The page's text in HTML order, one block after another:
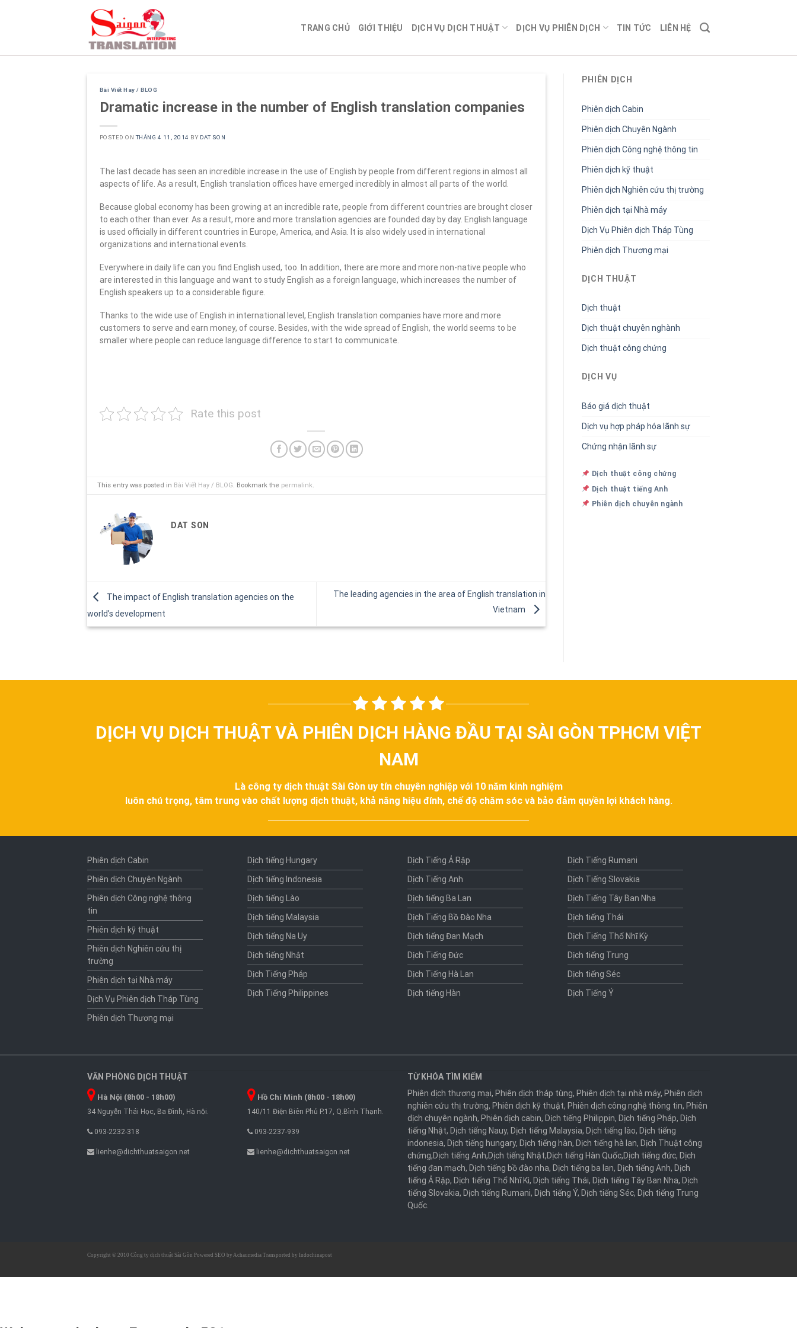
TRANG CHỦ GIỚI THIỆU DỊCH VỤ DỊCH THUẬT DỊCH VỤ PHIÊN DỊCH TIN TỨC LIÊN HỆ
Bài Viết Hay / BLOG
Dramatic increase in the number of English translation companies
POSTED ONTHÁNG 4 11, 2014 BY DAT SON
The last decade has seen an incredible increase in the use of English by people from different regions in almost all
aspects of life. As a result, English translation offices have emerged incredibly in almost all parts of the world.
Because global economy has been growing at an incredible rate, people from different countries are brought closer
to each other than ever. As a result, more and more translation agencies are founded day by day. English language
is used officially in different countries in Europe, America, and Asia. It is also widely used in international
organizations and international events.
Everywhere in daily life can you find English used, too. In addition, there are more and more non-native people who
are interested in this language and want to study English as a foreign language, which increases the number of
English speakers up to a considerable figure.
Thanks to the wide use of English in international level, English translation companies have more and more
customers to serve and earn money, of course. Besides, with the wide spread of English, the world seems to be
smaller where people can reduce language difference to start to communicate.
Rate this post
This entry was posted in Bài Viết Hay / BLOG. Bookmark the permalink.
DAT SON
The impact of English translation agencies on the
world’s development
The leading agencies in the area of English translation in
Vietnam
PHIÊN DỊCH
Phiên dịch Cabin
Phiên dịch Chuyên Ngành
Phiên dịch Công nghệ thông tin
Phiên dịch kỹ thuật
Phiên dịch Nghiên cứu thị trường
Phiên dịch tại Nhà máy
Dịch Vụ Phiên dịch Tháp Tùng
Phiên dịch Thương mại
DỊCH THUẬT
Dịch thuật
Dịch thuật chuyên nghành
Dịch thuật công chứng
DỊCH VỤ
Báo giá dịch thuật
Dịch vụ hợp pháp hóa lãnh sự
Chứng nhận lãnh sự
Dịch thuật công chứng
Dịch thuật tiếng Anh
Phiên dịch chuyên ngành
DỊCH VỤ DỊCH THUẬT VÀ PHIÊN DỊCH HÀNG ĐẦU TẠI SÀI GÒN TPHCM VIỆT
NAM
Là công ty dịch thuật Sài Gòn uy tín chuyên nghiệp với 10 năm kinh nghiệm
luôn chú trọng, tâm trung vào chất lượng dịch thuật, khả năng hiệu đính, chế độ chăm sóc và bảo đảm quyền lợi khách hàng.
Phiên dịch Cabin
Phiên dịch Chuyên Ngành
Phiên dịch Công nghệ thông
tin
Phiên dịch kỹ thuật
Phiên dịch Nghiên cứu thị
trường
Phiên dịch tại Nhà máy
Dịch Vụ Phiên dịch Tháp Tùng
Phiên dịch Thương mại
Dịch tiếng Hungary
Dịch tiếng Indonesia
Dịch tiếng Lào
Dịch tiếng Malaysia
Dịch tiếng Na Uy
Dịch tiếng Nhật
Dịch Tiếng Pháp
Dịch Tiếng Philippines
Dịch Tiếng Ả Rập
Dịch Tiếng Anh
Dịch tiếng Ba Lan
Dịch Tiếng Bồ Đào Nha
Dịch tiếng Đan Mạch
Dịch Tiếng Đức
Dịch Tiếng Hà Lan
Dịch tiếng Hàn
Dịch Tiếng Rumani
Dịch Tiếng Slovakia
Dịch Tiếng Tây Ban Nha
Dịch tiếng Thái
Dịch Tiếng Thổ Nhĩ Kỳ
Dịch tiếng Trung
Dịch tiếng Séc
Dịch Tiếng Ý
VĂN PHÒNG DỊCH THUẬT
Hà Nội (8h00 - 18h00)
34 Nguyễn Thái Học, Ba Đình, Hà nội.
093-2232-318
lienhe@dichthuatsaigon.net
Hồ Chí Minh (8h00 - 18h00)
140/11 Điện Biên Phủ P.17, Q.Bình Thạnh.
093-2237-939
lienhe@dichthuatsaigon.net
TỪ KHÓA TÌM KIẾM
Phiên dịch thương mại, Phiên dịch tháp tùng, Phiên dịch tại nhà máy, Phiên dịch
nghiên cứu thị trường, Phiên dịch kỹ thuật, Phiên dịch công nghệ thông tin, Phiên
dịch chuyên ngành, Phiên dịch cabin, Dịch tiếng Philippin, Dịch tiếng Pháp, Dịch
tiếng Nhật, Dịch tiếng Nauy, Dịch tiếng Malaysia, Dịch tiếng lào, Dịch tiếng
indonesia, Dịch tiếng hungary, Dịch tiếng hàn, Dịch tiếng hà lan, Dịch Thuật công
chứng,Dịch tiếng Anh,Dịch tiếng Nhật,Dịch tiếng Hàn Quốc,Dịch tiếng đức, Dịch
tiếng đan mạch, Dịch tiếng bồ đào nha, Dịch tiếng ba lan, Dịch tiếng Anh, Dịch
tiếng Ả Rập, Dịch tiếng Thổ Nhĩ Kì, Dịch tiếng Thái, Dịch tiếng Tây Ban Nha, Dịch
tiếng Slovakia, Dịch tiếng Rumani, Dịch tiếng Ý, Dịch tiếng Séc, Dịch tiếng Trung
Quốc
Copyright © 2010 Công ty dịch thuật Sài Gòn Powered SEO by Achaumedia Transported by Indochinapost